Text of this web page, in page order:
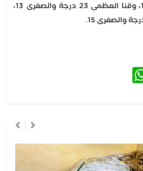
22 درجة والصغرى 12، وقنا العظمى 23 درجة والصغرى 13،